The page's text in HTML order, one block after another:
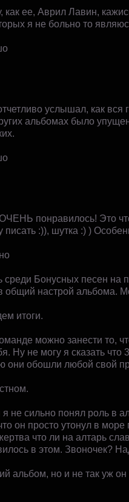
как ее, Аврил Лавин,
я не больно то
услышал, как
альбомах было
понравилось! Это
писать :)), шутка :) )
среди Бонусных песен на
общий настрой альбома.
итоги.
можно занести то,
Ну не могу я сказать
они обошли любой свой
я не сильно понял роль в
он просто утонул в
что ли на алтарь
в этом. Звоночек?
альбом, но и не так уж